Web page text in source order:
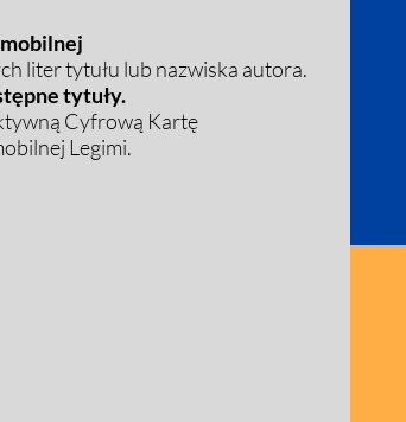
liter tytułu lub nazwiska autora.
tytuły.
Cyfrową Kartę
Legimi.